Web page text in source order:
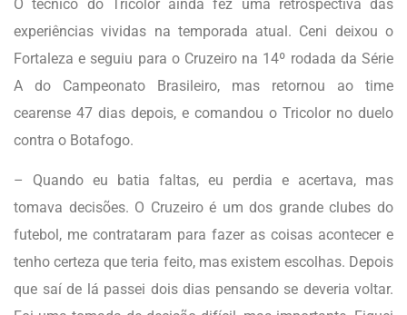
O técnico do Tricolor ainda fez uma retrospectiva das
experiências vividas na temporada atual. Ceni deixou o
Fortaleza e seguiu para o Cruzeiro na 14º rodada da Série
A do Campeonato Brasileiro, mas retornou ao time
cearense 47 dias depois, e comandou o Tricolor no duelo
contra o Botafogo.
– Quando eu batia faltas, eu perdia e acertava, mas
tomava decisões. O Cruzeiro é um dos grande clubes do
futebol, me contrataram para fazer as coisas acontecer e
tenho certeza que teria feito, mas existem escolhas. Depois
que saí de lá passei dois dias pensando se deveria voltar.